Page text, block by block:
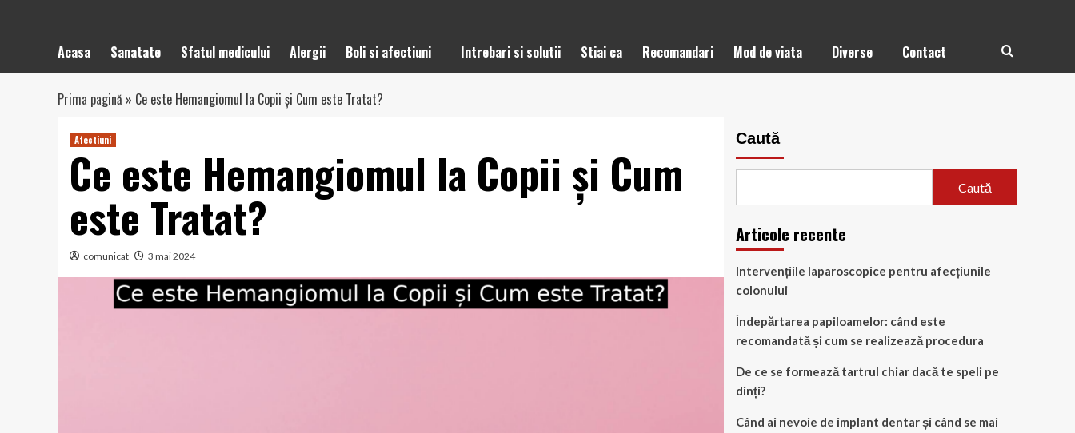
Acasa Sanatate Sfatul medicului Alergii Boli si afectiuni Intrebari si solutii Stiai ca Recomandari Mod de viata Diverse Contact
Prima pagină » Ce este Hemangiomul la Copii și Cum este Tratat?
Afectiuni
Ce este Hemangiomul la Copii și Cum
este Tratat?
comunicat 3 mai 2024
Caută
Caută
Articole recente
Intervențiile laparoscopice pentru afecțiunile
colonului
Îndepărtarea papiloamelor: când este
recomandată și cum se realizează procedura
De ce se formează tartrul chiar dacă te speli pe
dinți?
Când ai nevoie de implant dentar și când se mai